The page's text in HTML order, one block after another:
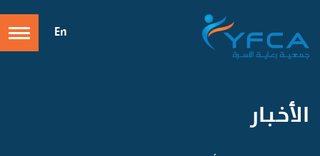
En
الأخـبـار